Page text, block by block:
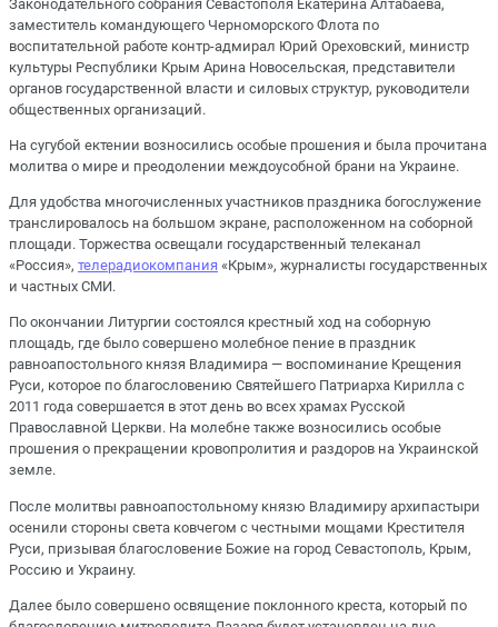
Законодательного собрания Севастополя Екатерина Алтабаева,
заместитель командующего Черноморского Флота по
воспитательной работе контр-адмирал Юрий Ореховский, министр
культуры Республики Крым Арина Новосельская, представители
органов государственной власти и силовых структур, руководители
общественных организаций.
На сугубой ектении возносились особые прошения и была прочитана
молитва о мире и преодолении междоусобной брани на Украине.
Для удобства многочисленных участников праздника богослужение
транслировалось на большом экране, расположенном на соборной
площади. Торжества освещали государственный телеканал
«Россия», телерадиокомпания «Крым», журналисты государственных
и частных СМИ.
По окончании Литургии состоялся крестный ход на соборную
площадь, где было совершено молебное пение в праздник
равноапостольного князя Владимира — воспоминание Крещения
Руси, которое по благословению Святейшего Патриарха Кирилла с
2011 года совершается в этот день во всех храмах Русской
Православной Церкви. На молебне также возносились особые
прошения о прекращении кровопролития и раздоров на Украинской
земле.
После молитвы равноапостольному князю Владимиру архипастыри
осенили стороны света ковчегом с честными мощами Крестителя
Руси, призывая благословение Божие на город Севастополь, Крым,
Россию и Украину.
Далее было совершено освящение поклонного креста, который по